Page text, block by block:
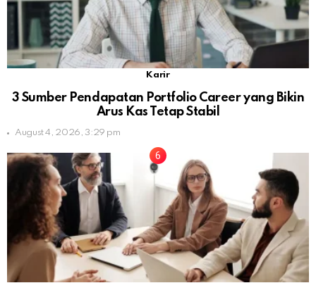
Karir
3 Sumber Pendapatan Portfolio Career yang Bikin
Arus Kas Tetap Stabil
August 4, 2026, 3:29 pm